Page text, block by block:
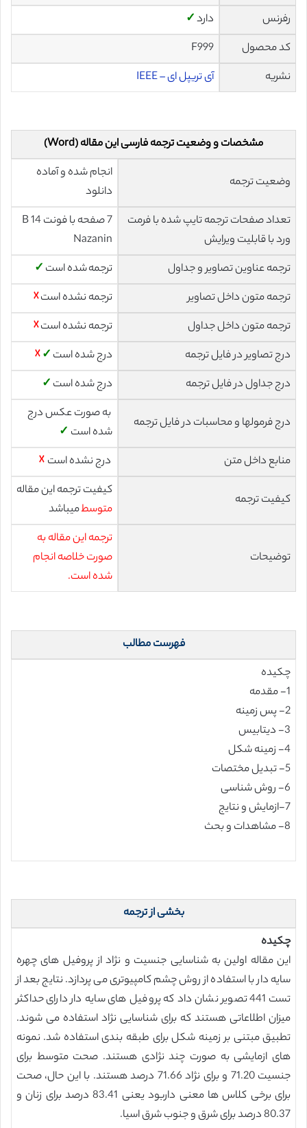
رفرنس
دارد✓
کد محصول
F999
نشریه
آی تریپل ای – IEEE
مشخصات و وضعیت ترجمه فارسی این مقاله (Word)
وضعیت ترجمه
انجام شده و آماده
دانلود
تعداد صفحات ترجمه تایپ شده با فرمت
ورد با قابلیت ویرایش
7 صفحه با فونت 14 B
Nazanin
ترجمه عناوین تصاویر و جداول
ترجمه شده است ✓
ترجمه متون داخل تصاویر
ترجمه نشده است☓
ترجمه متون داخل جداول
ترجمه نشده است☓
درج تصاویر در فایل ترجمه
درج شده است ✓
☓
درج جداول در فایل ترجمه
درج شده است ✓
درج فرمولها و محاسبات در فایل ترجمه
به صورت عکس درج
شده است ✓
منابع داخل متن
درج نشده است ☓
کیفیت ترجمه
کیفیت ترجمه این مقاله
متوسطمیباشد
توضیحات
ترجمه این مقاله به
صورت خلاصه انجام
شده است.
فهرست مطالب
چکیده
1- مقدمه
2- پس زمینه
3- دیتابیس
4- زمینه شکل
5- تبدیل مختصات
6- روش شناسی
7-ازمایش و نتایج
8- مشاهدات و بحث
بخشی از ترجمه
چکیده
این مقاله اولین به شناسایی جنسیت و نژاد از پروفیل های چهره
سایه دار با استفاده از روش چشم کامپیوتری می پردازد. نتایج بعد از
تست 441 تصویر نشان داد که پروفیل های سایه دار دارای حداکثر
میزان اطلاعاتی هستند که برای شناسایی نژاد استفاده می شوند.
تطبیق مبتنی بر زمینه شکل برای طبقه بندی استفاده شد. نمونه
های ازمایشی به صورت چند نژادی هستند. صحت متوسط برای
جنسیت 71.20 و برای نژاد 71.66 درصد هستند. با این حال، صحت
برای برخی کلاس ها معنی داربود یعنی 83.41 درصد برای زنان و
80.37 درصد برای شرق و جنوب شرق اسیا.